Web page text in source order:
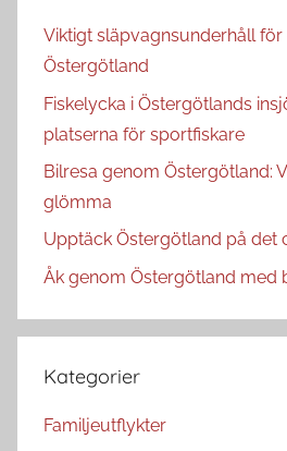
Viktigt släpvagnsunderhåll för
Östergötland
Fiskelycka i Östergötlands
platserna för sportfiskare
Bilresa genom Östergötland:
glömma
Upptäck Östergötland på det
Åk genom Östergötland med
Kategorier
Familjeutflykter